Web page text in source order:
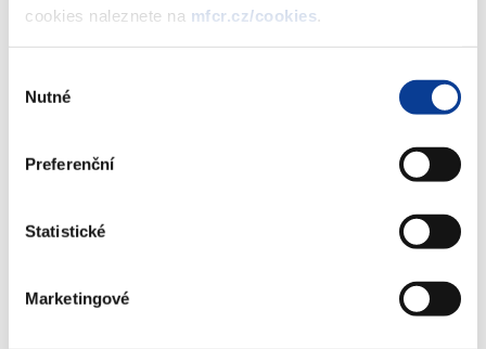
cookies naleznete na mfcr.cz/cookies.
souhlasu
Nutné
Preferenční
Statistické
Marketingové
rozpočtu k rozpočtům krajů
po jednotlivých krajích